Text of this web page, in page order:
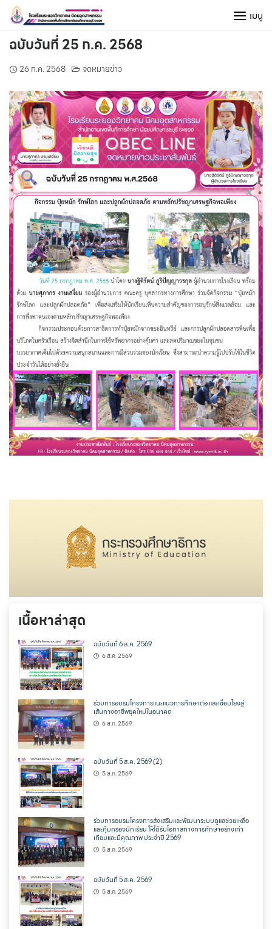
Skip
content
เมนู
ฉบับวันที่ 25 ก.ค. 2568
26 ก.ค. 2568 จดหมายข่าว
เนื้อหาล่าสุด
ฉบับวันที่ 6 ส.ค. 2569
6 ส.ค. 2569
ร่วมการอบรมโครงการแนะแนวการศึกษาต่อ และเชื่อมโยงสู่
เส้นทางอาชีพยุคใหม่ในอนาคต
6 ส.ค. 2569
ฉบับวันที่ 5 ส.ค. 2569 (2)
5 ส.ค. 2569
ร่วมการอบรมโครงการส่งเสริมและพัฒนาระบบดูแลช่วยเหลือ
และคุ้มครองนักเรียน ให้ได้รับโอกาสทางการศึกษาอย่างเท่า
เทียมและมีคุณภาพ ประจำปี 2569
5 ส.ค. 2569
ฉบับวันที่ 5 ส.ค. 2569
5 ส.ค. 2569